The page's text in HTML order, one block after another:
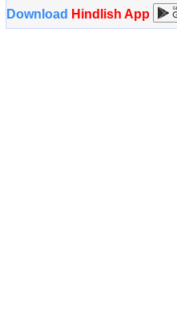
Download Hindlish App